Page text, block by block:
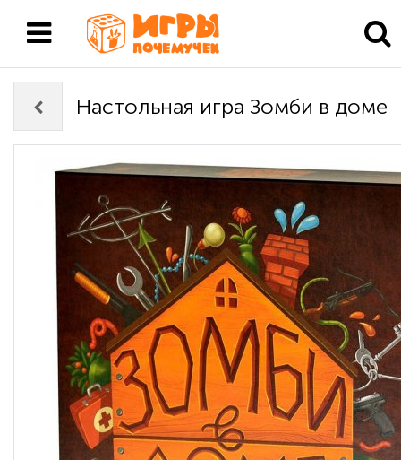
Настольная игра Зомби в доме